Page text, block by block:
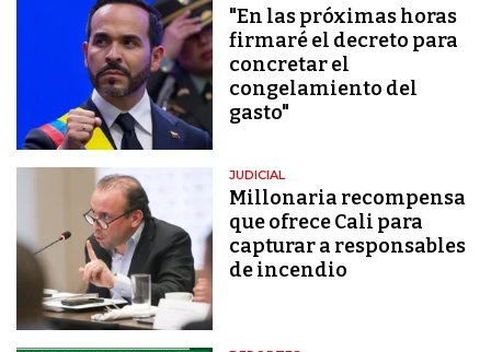
"En las próximas horas
firmaré el decreto para
concretar el
congelamiento del
gasto"
JUDICIAL
Millonaria recompensa
que ofrece Cali para
capturar a responsables
de incendio